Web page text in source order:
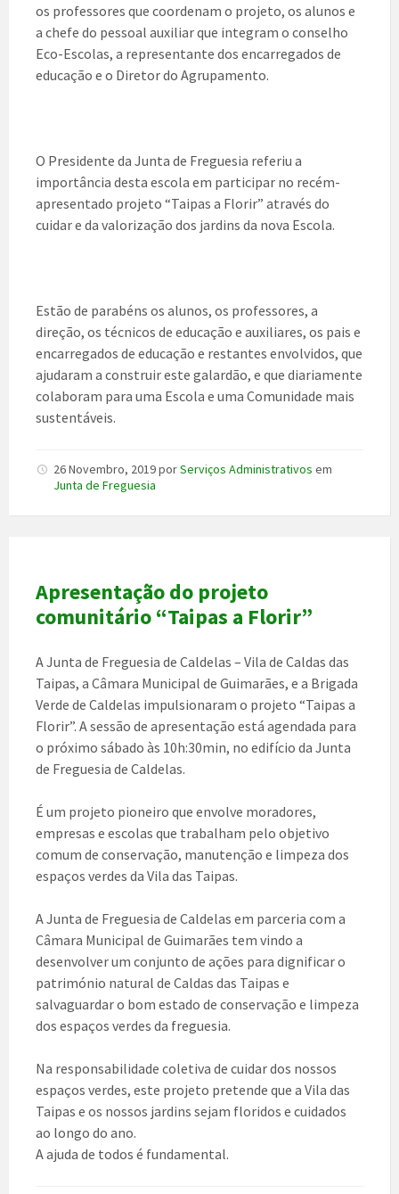
os professores que coordenam o projeto, os alunos e
a chefe do pessoal auxiliar que integram o conselho
Eco-Escolas, a representante dos encarregados de
educação e o Diretor do Agrupamento.
O Presidente da Junta de Freguesia referiu a
importância desta escola em participar no recém-
apresentado projeto “Taipas a Florir” através do
cuidar e da valorização dos jardins da nova Escola.
Estão de parabéns os alunos, os professores, a
direção, os técnicos de educação e auxiliares, os pais e
encarregados de educação e restantes envolvidos, que
ajudaram a construir este galardão, e que diariamente
colaboram para uma Escola e uma Comunidade mais
sustentáveis.
26 Novembro, 2019porServiços Administrativos em
Junta de Freguesia
Apresentação do projeto
comunitário “Taipas a Florir”
A Junta de Freguesia de Caldelas – Vila de Caldas das
Taipas, a Câmara Municipal de Guimarães, e a Brigada
Verde de Caldelas impulsionaram o projeto “Taipas a
Florir”. A sessão de apresentação está agendada para
o próximo sábado às 10h:30min, no edifício da Junta
de Freguesia de Caldelas.
É um projeto pioneiro que envolve moradores,
empresas e escolas que trabalham pelo objetivo
comum de conservação, manutenção e limpeza dos
espaços verdes da Vila das Taipas.
A Junta de Freguesia de Caldelas em parceria com a
Câmara Municipal de Guimarães tem vindo a
desenvolver um conjunto de ações para dignificar o
património natural de Caldas das Taipas e
salvaguardar o bom estado de conservação e limpeza
dos espaços verdes da freguesia.
Na responsabilidade coletiva de cuidar dos nossos
espaços verdes, este projeto pretende que a Vila das
Taipas e os nossos jardins sejam floridos e cuidados
ao longo do ano.
A ajuda de todos é fundamental.